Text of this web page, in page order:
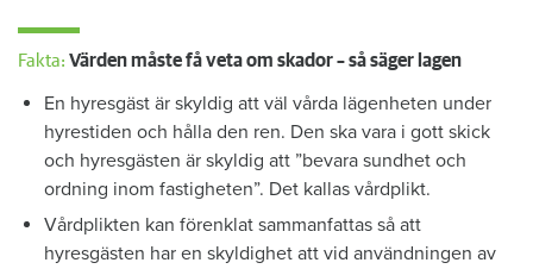
Fakta: Värden måste få veta om skador – så säger lagen
En hyresgäst är skyldig att väl vårda lägenheten under
hyrestiden och hålla den ren. Den ska vara i gott skick
och hyresgästen är skyldig att ”bevara sundhet och
ordning inom fastigheten”. Det kallas vårdplikt.
Vårdplikten kan förenklat sammanfattas så att
hyresgästen har en skyldighet att vid användningen av